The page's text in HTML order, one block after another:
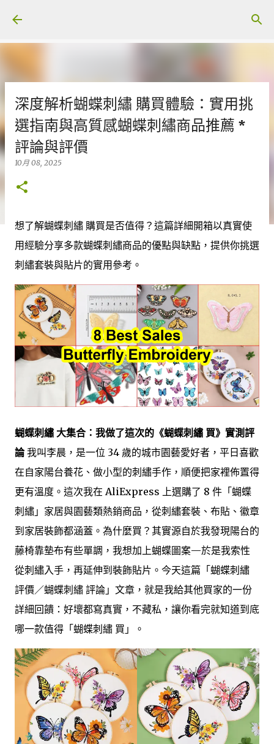
深度解析蝴蝶刺繡 購買體驗：實用挑
選指南與高質感蝴蝶刺繡商品推薦 *
評論與評價
10月 08, 2025
想了解蝴蝶刺繡 購買是否值得？這篇詳細開箱以真實使
用經驗分享多款蝴蝶刺繡商品的優點與缺點，提供你挑選
刺繡套裝與貼片的實用參考。
蝴蝶刺繡 大集合：我做了這次的《蝴蝶刺繡 買》實測評
論我叫李晨，是一位 34 歲的城市園藝愛好者，平日喜歡
在自家陽台養花、做小型的刺繡手作，順便把家裡佈置得
更有溫度。這次我在 AliExpress 上選購了 8 件「蝴蝶
刺繡」家居與園藝類熱銷商品，從刺繡套裝、布貼、徽章
到家居裝飾都涵蓋。為什麼買？其實源自於我發現陽台的
藤椅靠墊布有些單調，我想加上蝴蝶圖案—於是我索性
從刺繡入手，再延伸到裝飾貼片。今天這篇「蝴蝶刺繡
評價／蝴蝶刺繡 評論」文章，就是我給其他買家的一份
詳細回饋：好壞都寫真實，不藏私，讓你看完就知道到底
哪一款值得「蝴蝶刺繡 買」。